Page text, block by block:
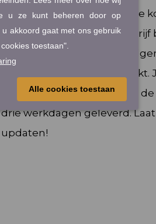
recente wetswijzigingen. De
voorwaarden van jouw bedrijf
Voor maar € 100 zijn jouw
gecontroleerd en
of extra kosten achteraf, en
drie werkdagen geleverd.
updaten!